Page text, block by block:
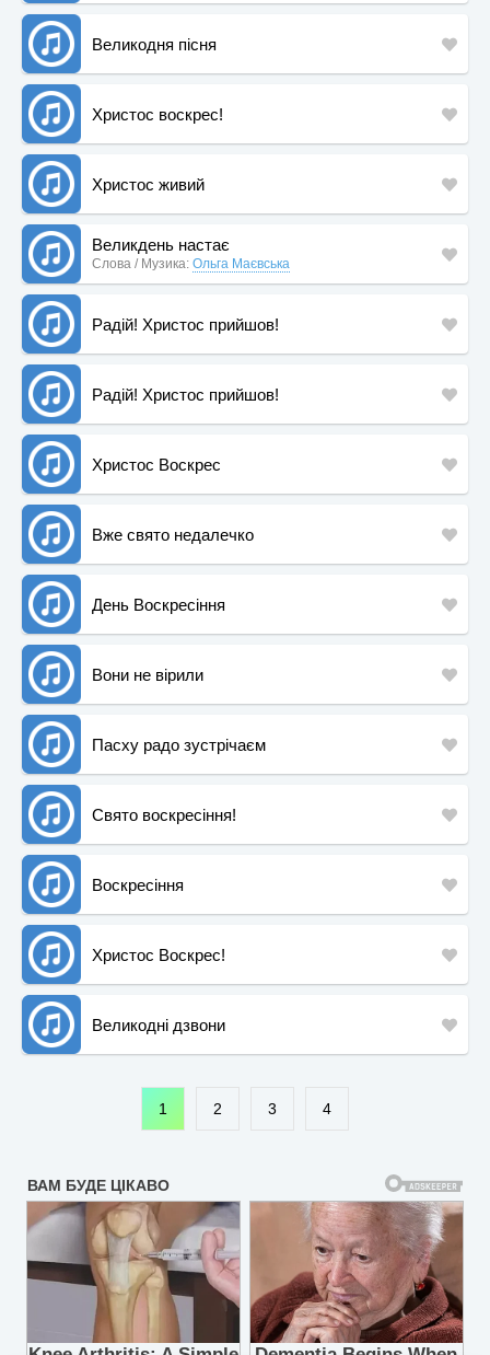
Великодня пісня
Христос воскрес!
Христос живий
Великдень настає
Слова / Музика: Ольга Маєвська
Радій! Христос прийшов!
Радій! Христос прийшов!
Христос Воскрес
Вже свято недалечко
День Воскресіння
Вони не вірили
Пасху радо зустрічаєм
Свято воскресіння!
Воскресіння
Христос Воскрес!
Великодні дзвони
1 2 3 4